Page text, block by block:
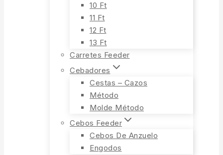
10 Ft
11 Ft
12 Ft
13 Ft
Carretes Feeder
Cebadores
Cestas – Cazos
Método
Molde Método
Cebos Feeder
Cebos De Anzuelo
Engodos